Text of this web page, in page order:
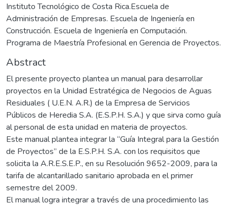
Instituto Tecnológico de Costa Rica.Escuela de
Administración de Empresas. Escuela de Ingeniería en
Construcción. Escuela de Ingeniería en Computación.
Programa de Maestría Profesional en Gerencia de Proyectos.
Abstract
El presente proyecto plantea un manual para desarrollar
proyectos en la Unidad Estratégica de Negocios de Aguas
Residuales ( U.E.N. A.R.) de la Empresa de Servicios
Públicos de Heredia S.A. (E.S.P.H. S.A.) y que sirva como guía
al personal de esta unidad en materia de proyectos.
Este manual plantea integrar la “Guía Integral para la Gestión
de Proyectos” de la E.S.P.H. S.A. con los requisitos que
solicita la A.R.E.S.E.P., en su Resolución 9652-2009, para la
tarifa de alcantarillado sanitario aprobada en el primer
semestre del 2009.
El manual logra integrar a través de una procedimiento las